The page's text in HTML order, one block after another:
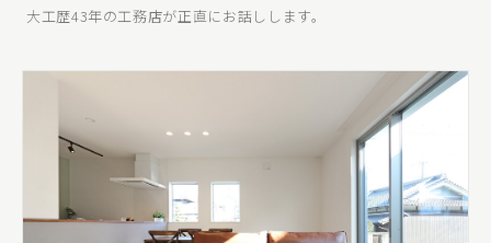
大工歴43年の工務店が正直にお話しします。